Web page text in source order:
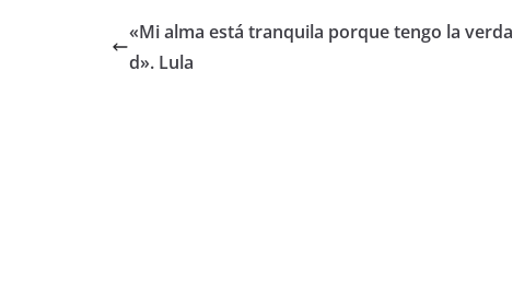
«Mi alma está tranquila porque tengo la verda
d». Lula